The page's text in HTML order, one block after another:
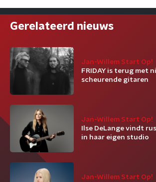
Gerelateerd nieuws
Jan-Willem Start Op!
FRIDAY is terug met
scheurende gitaren
Jan-Willem Start Op!
Ilse DeLange vindt
in haar eigen studio
Jan-Willem Start Op!